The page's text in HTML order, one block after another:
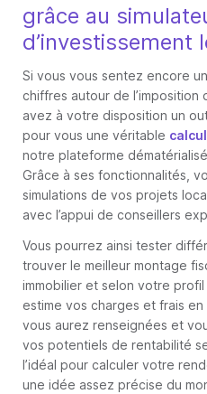
grâce au
d’investissement
Si vous vous sentez encore
chiffres autour de
avez à votre disposition un
pour vous une véritable
notre plateforme
Grâce à ses fonctionnalités,
simulations de vos projets
avec l’appui de conseillers
Vous pourrez ainsi tester
trouver le meilleur montage
immobilier et selon votre profil
estime vos charges et frais
vous aurez renseignées et
vos potentiels de rentabilité
l’idéal pour calculer votre
une idée assez précise du